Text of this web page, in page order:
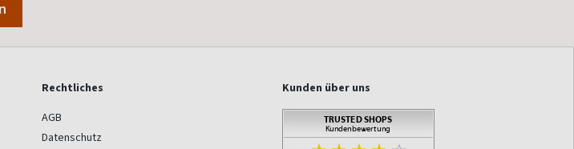
Rechtliches
AGB
Datenschutz
Kunden über uns